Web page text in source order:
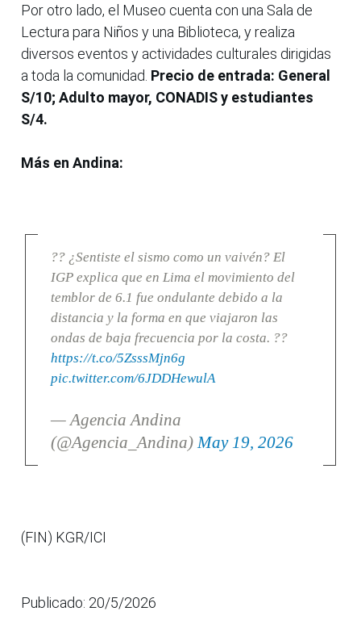
Por otro lado, el Museo cuenta con una Sala de
Lectura para Niños y una Biblioteca, y realiza
diversos eventos y actividades culturales dirigidas
a toda la comunidad. Precio de entrada: General
S/10; Adulto mayor, CONADIS y estudiantes
S/4.
Más en Andina:
?? ¿Sentiste el sismo como un vaivén? El
IGP explica que en Lima el movimiento del
temblor de 6.1 fue ondulante debido a la
distancia y la forma en que viajaron las
ondas de baja frecuencia por la costa. ??
https://t.co/5ZsssMjn6g
pic.twitter.com/6JDDHewulA
— Agencia Andina
(@Agencia_Andina) May 19, 2026
(FIN) KGR/ICI
Publicado: 20/5/2026